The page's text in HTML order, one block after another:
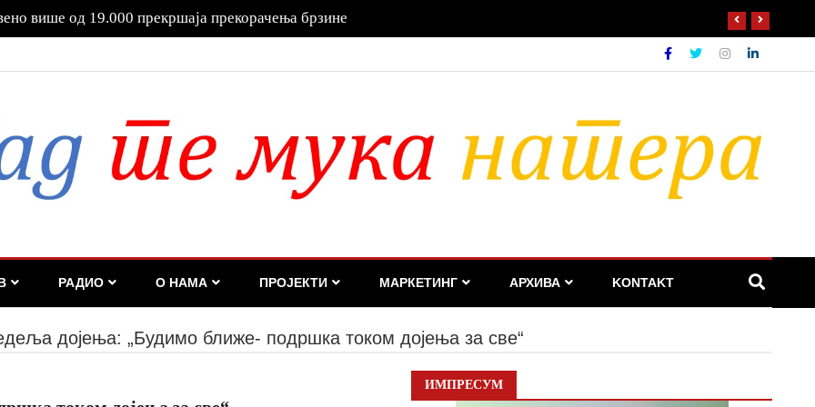
за одговорност!
РАДИО О НАМА ПРОЈЕКТИ МАРКЕТИНГ АРХИВА KONTAKT
дојења: „Будимо ближе- подршка током дојења за све“
ИМПРЕСУМ